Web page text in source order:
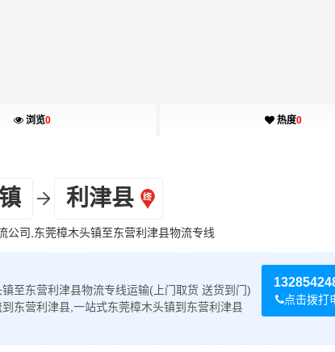
浏览0 热度0
利津县
公司,东莞樟木头镇至东营利津县物流专线
点击拨打
至东营利津县物流专线运输(上门取货 送货到门)
东营利津县,一站式东莞樟木头镇到东营利津县